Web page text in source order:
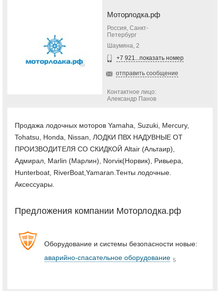
Моторлодка.рф
Россия, Санкт-
Петербург
Шаумяна, 2
+7 921...показать номер
отправить сообщение
Контактное лицо:
Александр Панов
Продажа лодочных моторов Yamaha, Suzuki, Mercury,
Tohatsu, Honda, Nissan, ЛОДКИ ПВХ НАДУВНЫЕ ОТ
ПРОИЗВОДИТЕЛЯ СО СКИДКОЙ Altair (Альтаир),
Адмирал, Marlin (Марлин), Norviк(Норвик), Ривьера,
Hunterboat, RiverBoat,Yamaran.Тенты лодочные.
Аксессуары.
Предложения компании Моторлодка.рф
Оборудование и системы безопасности новые:
аварийно-спасательное оборудование 5